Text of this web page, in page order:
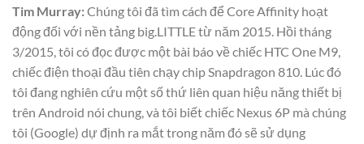
Tim Murray:Chúng tôi đã tìm cách để Core Affinity hoạt
động đối với nền tảng big.LITTLE từ năm 2015. Hồi tháng
3/2015, tôi có đọc được một bài báo về chiếc HTC One M9,
chiếc điện thoại đầu tiên chạy chip Snapdragon 810. Lúc đó
tôi đang nghiên cứu một số thứ liên quan hiệu năng thiết bị
trên Android nói chung, và tôi biết chiếc Nexus 6P mà chúng
tôi (Google) dự định ra mắt trong năm đó sẽ sử dụng